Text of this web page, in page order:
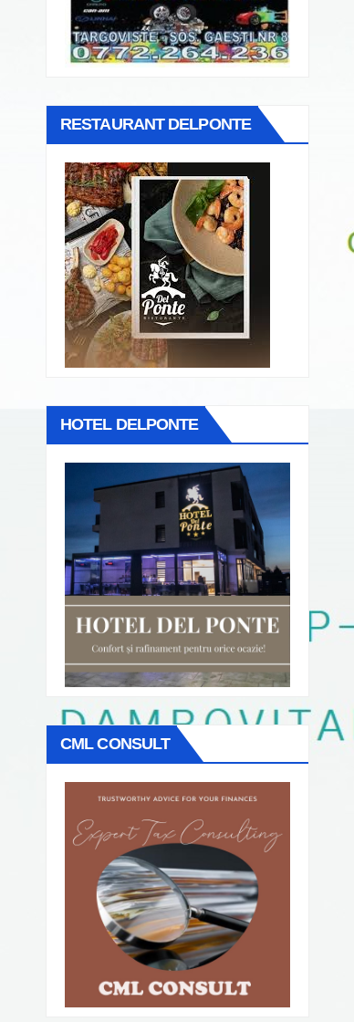
RESTAURANT DELPONTE
HOTEL DELPONTE
CML CONSULT